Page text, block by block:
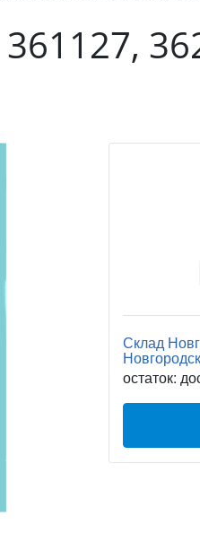
Склад
остаток: